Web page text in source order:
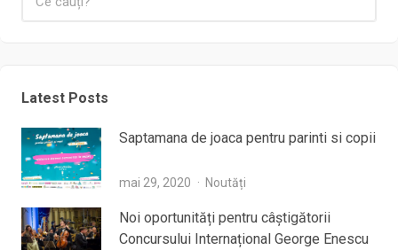
Latest Posts
Saptamana de joaca pentru parinti si copii
mai 29, 2020 Noutăți
Noi oportunități pentru câștigătorii
Concursului Internațional George Enescu